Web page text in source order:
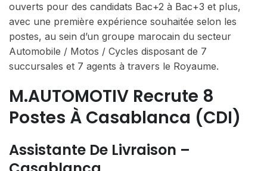
ouverts pour des candidats Bac+2 à Bac+3 et plus,
avec une première expérience souhaitée selon les
postes, au sein d’un groupe marocain du secteur
Automobile / Motos / Cycles disposant de 7
succursales et 7 agents à travers le Royaume.
M.AUTOMOTIV Recrute 8
Postes À Casablanca (CDI)
Assistante De Livraison –